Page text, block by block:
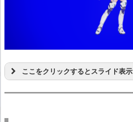
ここをクリックするとスライド表示